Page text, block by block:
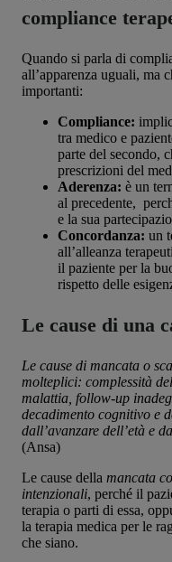
compliance
Quando si parla di
all’apparenza uguali, ma
importanti:
Compliance:
tra medico e
parte del secondo,
prescrizioni del
Aderenza: è un
al precedente,
e la sua
Concordanza: un
all’alleanza
il paziente per la
rispetto delle
Le cause di una
Le cause di mancata o
molteplici: complessità
malattia, follow-up
decadimento cognitivo e
dall’avanzare dell’età e
(Ansa)
Le cause della mancata
intenzionali, perché il
terapia o parti di essa,
la terapia medica per le
che siano.